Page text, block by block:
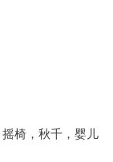
椅，秋千，婴儿